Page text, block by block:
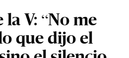
V: “No me
que dijo el